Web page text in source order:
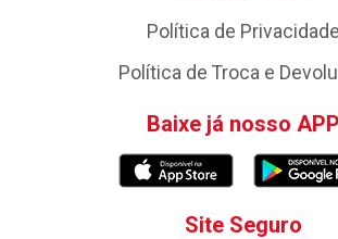
Política de Privacidade
Política de Troca e
Baixe já nosso APP
Site Seguro